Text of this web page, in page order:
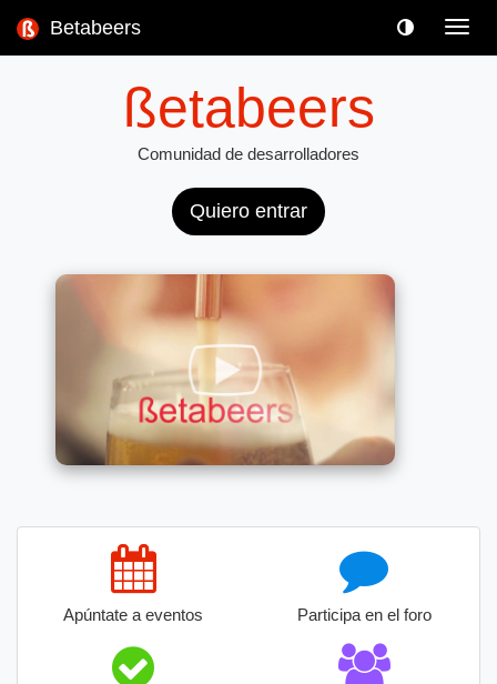
Betabeers
ßetabeers
Comunidad de desarrolladores
Quiero entrar
Apúntate a eventos Participa en el foro